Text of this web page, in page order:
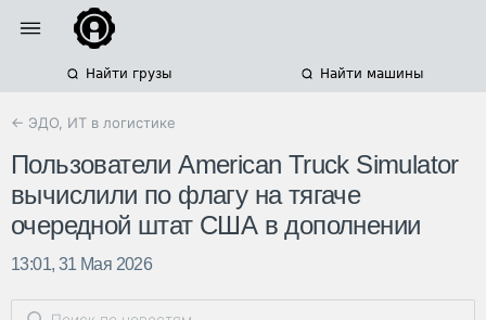
Найти грузы Найти машины
← ЭДО, ИТ в логистике
Пользователи American Truck Simulator
вычислили по флагу на тягаче
очередной штат США в дополнении
13:01, 31 Мая 2026